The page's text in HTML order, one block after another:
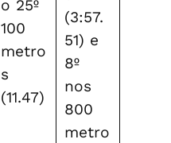
o 25º
100
metro
s
(11.47)
(3:57.
51) e
8º
nos
800
metro